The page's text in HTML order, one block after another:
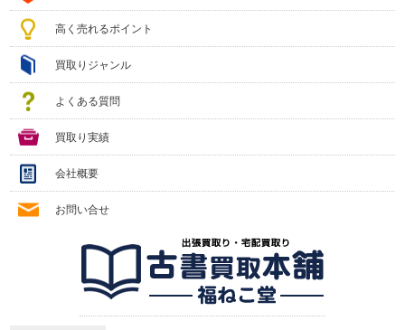
高く売れるポイント
買取りジャンル
よくある質問
買取り実績
会社概要
お問い合せ